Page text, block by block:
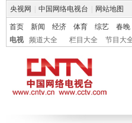
央视网 中国网络电视台 网站地图
首页 新闻 经济 体育 综艺 春晚
电视
频道大全 栏目大全 节目大